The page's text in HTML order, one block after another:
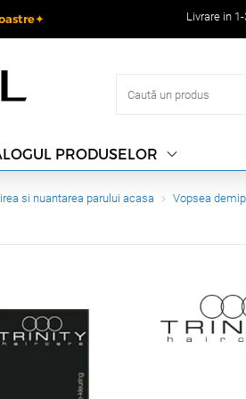
Livrare in
PRODUSELOR
si nuantarea parului acasa Vopsea